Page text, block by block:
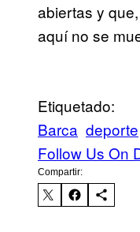
abiertas y
aquí no se
Etiquetado:
Barca deporte
Follow Us On
Compartir: